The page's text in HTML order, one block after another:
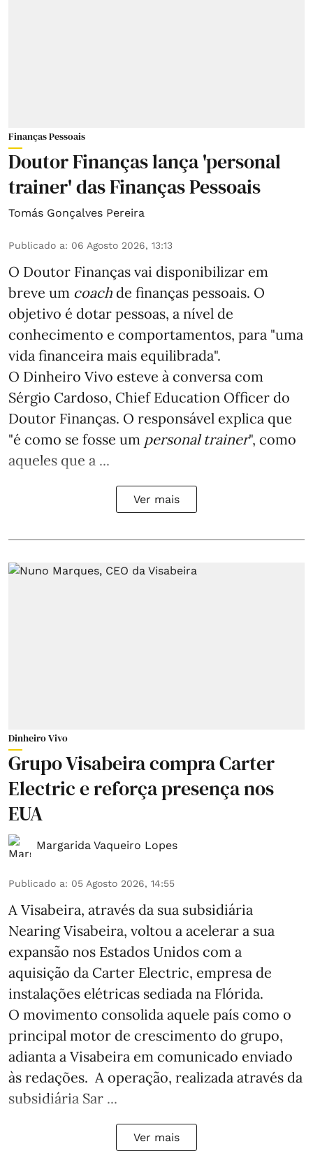
Finanças Pessoais
Doutor Finanças lança 'personal
trainer' das Finanças Pessoais
Tomás Gonçalves Pereira
Publicado a: 06 Agosto 2026, 13:13
O Doutor Finanças vai disponibilizar em
breve um coach de finanças pessoais. O
objetivo é dotar pessoas, a nível de
conhecimento e comportamentos, para "uma
vida financeira mais equilibrada".
O Dinheiro Vivo esteve à conversa com
Sérgio Cardoso, Chief Education Officer do
Doutor Finanças. O responsável explica que
"é como se fosse um personal trainer", como
aqueles que a ...
Ver mais
Dinheiro Vivo
Grupo Visabeira compra Carter
Electric e reforça presença nos
EUA
Margarida Vaqueiro Lopes
Publicado a: 05 Agosto 2026, 14:55
A Visabeira, através da sua subsidiária
Nearing Visabeira, voltou a acelerar a sua
expansão nos Estados Unidos com a
aquisição da Carter Electric, empresa de
instalações elétricas sediada na Flórida.
O movimento consolida aquele país como o
principal motor de crescimento do grupo,
adianta a Visabeira em comunicado enviado
às redações. A operação, realizada através da
subsidiária Sar ...
Ver mais